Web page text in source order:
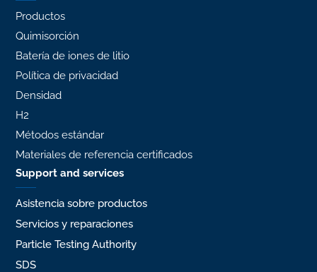
Productos
Quimisorción
Batería de iones de litio
Política de privacidad
Densidad
H2
Métodos estándar
Materiales de referencia certificados
Support and services
Asistencia sobre productos
Servicios y reparaciones
Particle Testing Authority
SDS